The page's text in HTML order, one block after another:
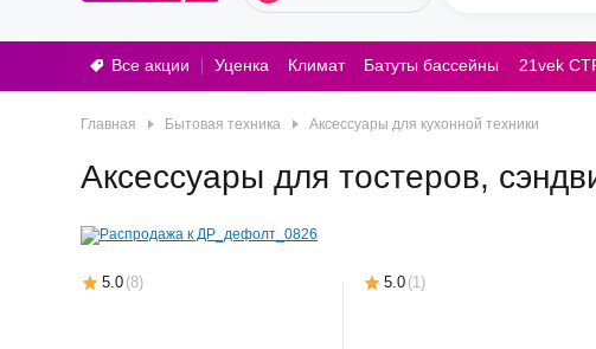
Все акции Уценка Климат Батуты бассейны 21vek
Стиральные
Аксессуары для кухонной техники
Бытовая техника
Главная
Аксессуары для тостеров,
5.0 (8) 5.0 (1)